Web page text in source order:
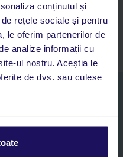
conținutul și
rețele sociale și pentru
le oferim partenerilor de
analize informații cu
ul nostru. Aceștia le
de dvs. sau culese
durata vacanței